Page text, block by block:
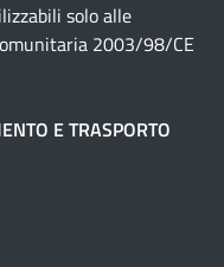
solo alle
2003/98/CE
E TRASPORTO